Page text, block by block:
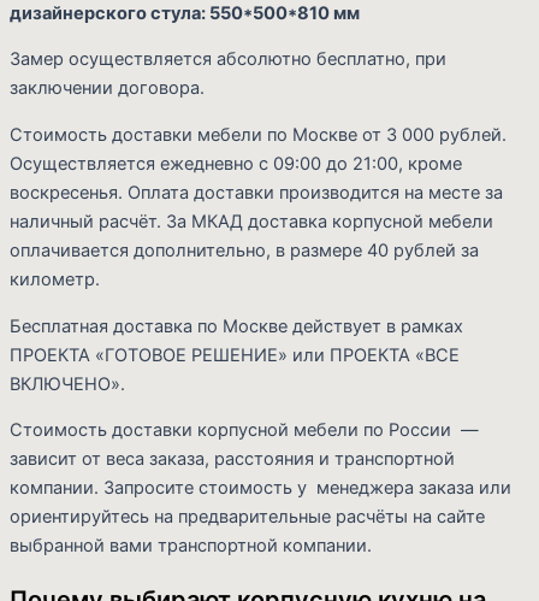
дизайнерского стула: 550*500*810 мм
Замер осуществляется абсолютно бесплатно, при
заключении договора.
Стоимость доставки мебели по Москве от 3 000 рублей.
Осуществляется ежедневно с 09:00 до 21:00, кроме
воскресенья. Оплата доставки производится на месте за
наличный расчёт. За МКАД доставка корпусной мебели
оплачивается дополнительно, в размере 40 рублей за
километр.
Бесплатная доставка по Москве действует в рамках
ПРОЕКТА «ГОТОВОЕ РЕШЕНИЕ» или ПРОЕКТА «ВСЕ
ВКЛЮЧЕНО».
Стоимость доставки корпусной мебели по России —
зависит от веса заказа, расстояния и транспортной
компании. Запросите стоимость у менеджера заказа или
ориентируйтесь на предварительные расчёты на сайте
выбранной вами транспортной компании.